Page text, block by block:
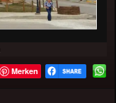
Merken